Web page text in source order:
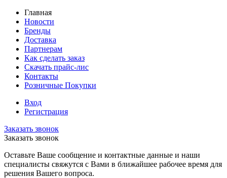
Главная
Новости
Бренды
Доставка
Партнерам
Как сделать заказ
Скачать прайс-лис
Контакты
Розничные Покупки
Вход
Регистрация
Заказать звонок
Заказать звонок
Оставьте Ваше сообщение и контактные данные и наши
специалисты свяжутся с Вами в ближайшее рабочее время для
решения Вашего вопроса.